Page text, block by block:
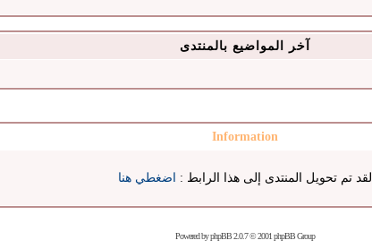
آخر المواضيع بالمنتدى
Information
لقد تم تحويل المنتدى إلى هذا الرابط : اضغطي هنا
Powered byphpBB2.0.7 © 2001 phpBB Group